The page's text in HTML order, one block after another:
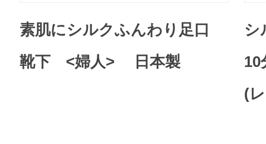
素肌にシルクふんわり足口
靴下 <婦人> 日本製
シ
10
(